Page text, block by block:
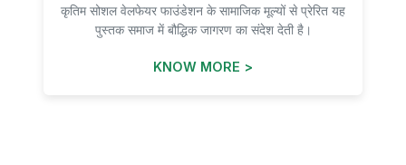
कृतिम सोशल वेलफेयर फाउंडेशन के सामाजिक मूल्यों से प्रेरित यह
पुस्तक समाज में बौद्धिक जागरण का संदेश देती है।
KNOW MORE >